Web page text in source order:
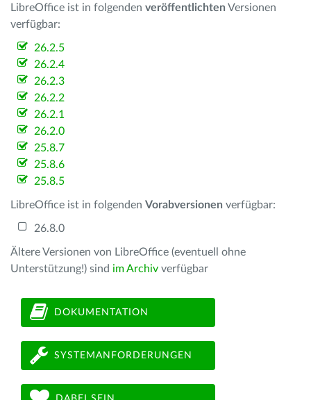
LibreOffice ist in folgenden veröffentlichten Versionen
verfügbar:
26.2.5
26.2.4
26.2.3
26.2.2
26.2.1
26.2.0
25.8.7
25.8.6
25.8.5
LibreOffice ist in folgenden Vorabversionen verfügbar:
26.8.0
Ältere Versionen von LibreOffice (eventuell ohne
Unterstützung!) sind im Archiv verfügbar
DOKUMENTATION
SYSTEMANFORDERUNGEN